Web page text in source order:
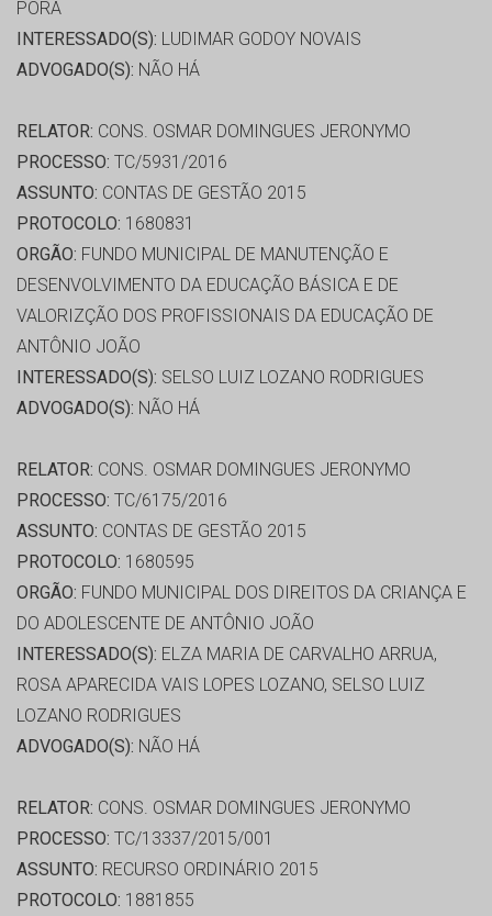
PORÃ
INTERESSADO(S): LUDIMAR GODOY NOVAIS
ADVOGADO(S): NÃO HÁ
RELATOR: CONS. OSMAR DOMINGUES JERONYMO
PROCESSO: TC/5931/2016
ASSUNTO: CONTAS DE GESTÃO 2015
PROTOCOLO: 1680831
ORGÃO: FUNDO MUNICIPAL DE MANUTENÇÃO E
DESENVOLVIMENTO DA EDUCAÇÃO BÁSICA E DE
VALORIZÇÃO DOS PROFISSIONAIS DA EDUCAÇÃO DE
ANTÔNIO JOÃO
INTERESSADO(S): SELSO LUIZ LOZANO RODRIGUES
ADVOGADO(S): NÃO HÁ
RELATOR: CONS. OSMAR DOMINGUES JERONYMO
PROCESSO: TC/6175/2016
ASSUNTO: CONTAS DE GESTÃO 2015
PROTOCOLO: 1680595
ORGÃO: FUNDO MUNICIPAL DOS DIREITOS DA CRIANÇA E
DO ADOLESCENTE DE ANTÔNIO JOÃO
INTERESSADO(S): ELZA MARIA DE CARVALHO ARRUA,
ROSA APARECIDA VAIS LOPES LOZANO, SELSO LUIZ
LOZANO RODRIGUES
ADVOGADO(S): NÃO HÁ
RELATOR: CONS. OSMAR DOMINGUES JERONYMO
PROCESSO: TC/13337/2015/001
ASSUNTO: RECURSO ORDINÁRIO 2015
PROTOCOLO: 1881855